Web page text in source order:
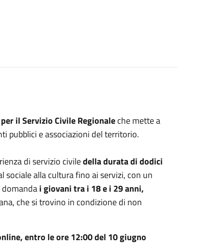
il Servizio Civile Regionaleche mette a
pubblici e associazioni del territorio.
di servizio civiledella durata di dodici
alla cultura fino ai servizi, con un
domandai giovani tra i 18 e i 29 anni,
che si trovino in condizione di non
entro le ore 12:00 del 10 giugno